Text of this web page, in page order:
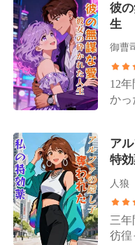
彼
生
御曹
12
かっ
財
り、
彼の恋
彼の
き
告げ
年間
ア
特
人狼
三年
彷徨